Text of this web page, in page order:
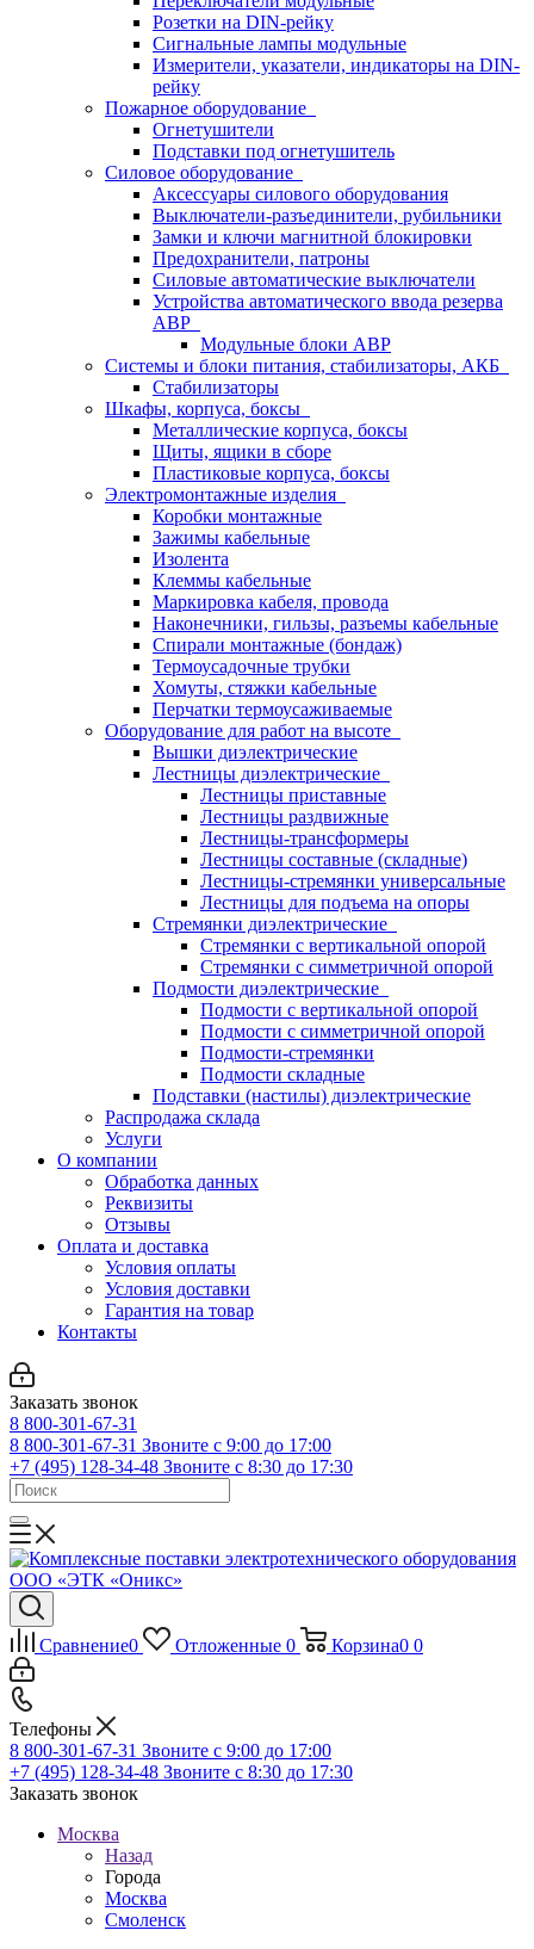
Розетки на DIN-рейку
Сигнальные лампы модульные
Измерители, указатели, индикаторы на DIN-
рейку
Пожарное оборудование
Огнетушители
Подставки под огнетушитель
Силовое оборудование
Аксессуары силового оборудования
Выключатели-разъединители, рубильники
Замки и ключи магнитной блокировки
Предохранители, патроны
Силовые автоматические выключатели
Устройства автоматического ввода резерва
АВР
Модульные блоки АВР
Системы и блоки питания, стабилизаторы, АКБ
Стабилизаторы
Шкафы, корпуса, боксы
Металлические корпуса, боксы
Щиты, ящики в сборе
Пластиковые корпуса, боксы
Электромонтажные изделия
Коробки монтажные
Зажимы кабельные
Изолента
Клеммы кабельные
Маркировка кабеля, провода
Наконечники, гильзы, разъемы кабельные
Спирали монтажные (бондаж)
Термоусадочные трубки
Хомуты, стяжки кабельные
Перчатки термоусаживаемые
Оборудование для работ на высоте
Вышки диэлектрические
Лестницы диэлектрические
Лестницы приставные
Лестницы раздвижные
Лестницы-трансформеры
Лестницы составные (складные)
Лестницы-стремянки универсальные
Лестницы для подъема на опоры
Стремянки диэлектрические
Стремянки с вертикальной опорой
Стремянки с симметричной опорой
Подмости диэлектрические
Подмости с вертикальной опорой
Подмости с симметричной опорой
Подмости-стремянки
Подмости складные
Подставки (настилы) диэлектрические
Распродажа склада
Услуги
О компании
Обработка данных
Реквизиты
Отзывы
Оплата и доставка
Условия оплаты
Условия доставки
Гарантия на товар
Контакты
Заказать звонок
8 800-301-67-31
8 800-301-67-31 Звоните с 9:00 до 17:00
+7 (495) 128-34-48 Звоните с 8:30 до 17:30
Сравнение0 Отложенные 0 Корзина0 0
Телефоны
8 800-301-67-31 Звоните с 9:00 до 17:00
+7 (495) 128-34-48 Звоните с 8:30 до 17:30
Заказать звонок
Москва
Назад
Города
Москва
Смоленск